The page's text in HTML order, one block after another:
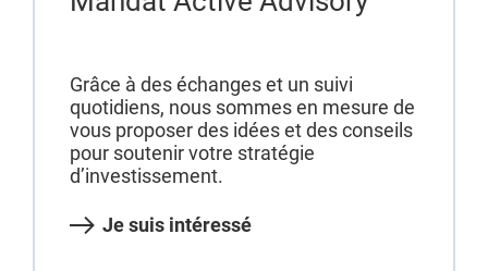
Grâce à des échanges et un suivi
quotidiens, nous sommes en mesure de
vous proposer des idées et des conseils
pour soutenir votre stratégie
d’investissement.
Je suis intéressé